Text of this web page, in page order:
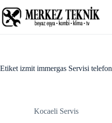
Hacklink panel
Hacklink
to
content
Etiket izmit immergas Servisi telefon
Kocaeli Servis